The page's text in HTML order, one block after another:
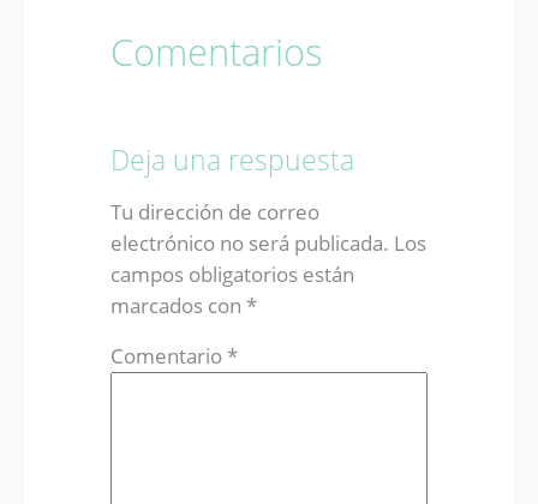
Comentarios
Deja una respuesta
Tu dirección de correo
electrónico no será publicada. Los
campos obligatorios están
marcados con *
Comentario*